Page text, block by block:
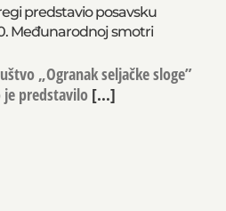
predstavio posavsku
Međunarodnoj smotri
„Ogranak seljačke sloge”
je predstavilo [...]